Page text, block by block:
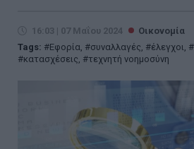
16:03 | 07 Μαΐου 2024
Οικονομία
Tags:
Εφορία, συναλλαγές, έλεγχοι,
κατασχέσεις, τεχνητή νοημοσύνη